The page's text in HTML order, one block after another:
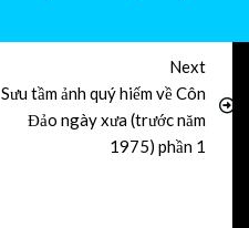
Next
Sưu tầm ảnh quý hiếm về Côn
Đảo ngày xưa (trước năm
1975) phần 1